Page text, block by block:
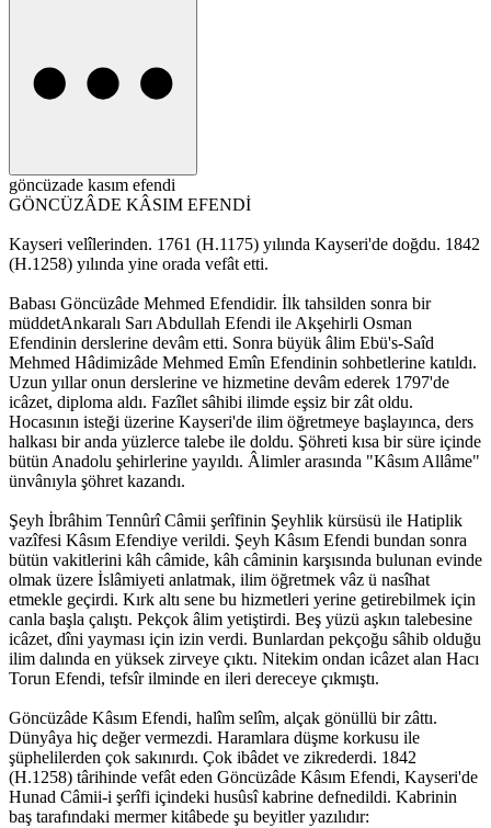
göncüzade kasım efendi
GÖNCÜZÂDE KÂSIM EFENDİ
Kayseri velîlerinden. 1761 (H.1175) yılında Kayseri'de doğdu. 1842
(H.1258) yılında yine orada vefât etti.
Babası Göncüzâde Mehmed Efendidir. İlk tahsilden sonra bir
müddetAnkaralı Sarı Abdullah Efendi ile Akşehirli Osman
Efendinin derslerine devâm etti. Sonra büyük âlim Ebü's-Saîd
Mehmed Hâdimizâde Mehmed Emîn Efendinin sohbetlerine katıldı.
Uzun yıllar onun derslerine ve hizmetine devâm ederek 1797'de
icâzet, diploma aldı. Fazîlet sâhibi ilimde eşsiz bir zât oldu.
Hocasının isteği üzerine Kayseri'de ilim öğretmeye başlayınca, ders
halkası bir anda yüzlerce talebe ile doldu. Şöhreti kısa bir süre içinde
bütün Anadolu şehirlerine yayıldı. Âlimler arasında "Kâsım Allâme"
ünvânıyla şöhret kazandı.
Şeyh İbrâhim Tennûrî Câmii şerîfinin Şeyhlik kürsüsü ile Hatiplik
vazîfesi Kâsım Efendiye verildi. Şeyh Kâsım Efendi bundan sonra
bütün vakitlerini kâh câmide, kâh câminin karşısında bulunan evinde
olmak üzere İslâmiyeti anlatmak, ilim öğretmek vâz ü nasîhat
etmekle geçirdi. Kırk altı sene bu hizmetleri yerine getirebilmek için
canla başla çalıştı. Pekçok âlim yetiştirdi. Beş yüzü aşkın talebesine
icâzet, dîni yayması için izin verdi. Bunlardan pekçoğu sâhib olduğu
ilim dalında en yüksek zirveye çıktı. Nitekim ondan icâzet alan Hacı
Torun Efendi, tefsîr ilminde en ileri dereceye çıkmıştı.
Göncüzâde Kâsım Efendi, halîm selîm, alçak gönüllü bir zâttı.
Dünyâya hiç değer vermezdi. Haramlara düşme korkusu ile
şüphelilerden çok sakınırdı. Çok ibâdet ve zikrederdi. 1842
(H.1258) târihinde vefât eden Göncüzâde Kâsım Efendi, Kayseri'de
Hunad Câmii-i şerîfi içindeki husûsî kabrine defnedildi. Kabrinin
baş tarafındaki mermer kitâbede şu beyitler yazılıdır: